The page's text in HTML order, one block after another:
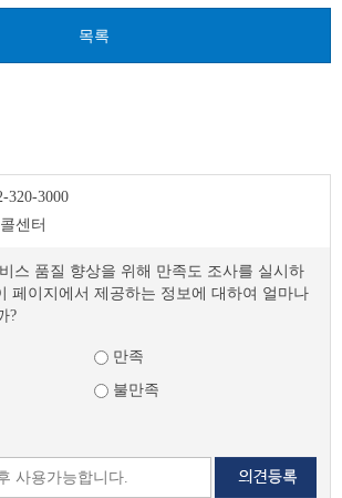
목록
320-3000
센터
스 품질 향상을 위해 만족도 조사를 실시하
페이지에서 제공하는 정보에 대하여 얼마나
?
만족
불만족